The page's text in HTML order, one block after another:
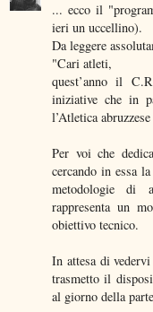
... ecco il
ieri un uccellino).
Da leggere
"Cari atleti,
quest’anno il
iniziative che in
l’Atletica
Per voi che
cercando in essa
metodologie di
rappresenta un
obiettivo tecnico.
In attesa di
trasmetto il
al giorno della